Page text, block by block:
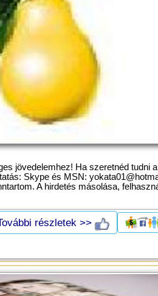
jövedelemhez! Ha szeretnéd tudni a
Skype és MSN:
A hirdetés másolása,
részletek >>